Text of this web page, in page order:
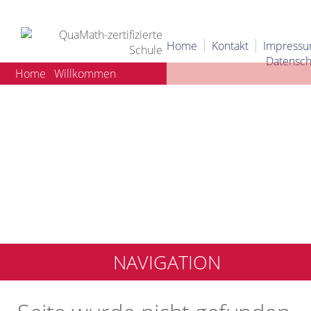
Home Kontakt
Home Willkommen
NAVIGATION